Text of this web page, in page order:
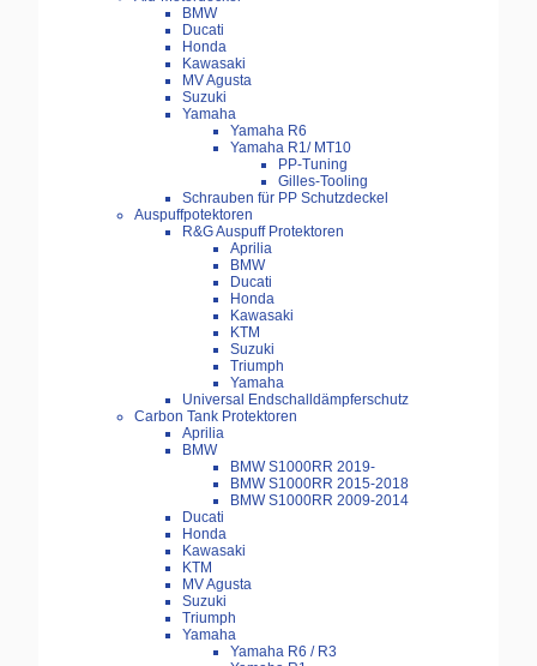
BMW
Ducati
Honda
Kawasaki
MV Agusta
Suzuki
Yamaha
Yamaha R6
Yamaha R1/ MT10
PP-Tuning
Gilles-Tooling
Schrauben für PP Schutzdeckel
Auspuffpotektoren
R&G Auspuff Protektoren
Aprilia
BMW
Ducati
Honda
Kawasaki
KTM
Suzuki
Triumph
Yamaha
Universal Endschalldämpferschutz
Carbon Tank Protektoren
Aprilia
BMW
BMW S1000RR 2019-
BMW S1000RR 2015-2018
BMW S1000RR 2009-2014
Ducati
Honda
Kawasaki
KTM
MV Agusta
Suzuki
Triumph
Yamaha
Yamaha R6 / R3